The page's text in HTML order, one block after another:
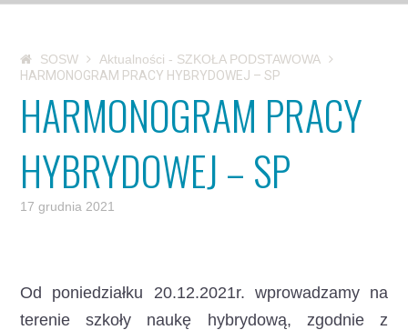
SOSW
Aktualności - SZKOŁA PODSTAWOWA
HARMONOGRAM PRACY HYBRYDOWEJ – SP
HARMONOGRAM PRACY
HYBRYDOWEJ – SP
17 grudnia 2021
Od poniedziałku 20.12.2021r. wprowadzamy na
terenie szkoły naukę hybrydową, zgodnie z